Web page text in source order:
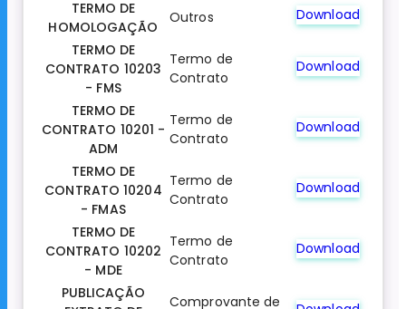
TERMO DE
HOMOLOGAÇÃO
Outros
Download
TERMO DE
CONTRATO 10203
- FMS
Termo de
Contrato
Download
TERMO DE
CONTRATO 10201 -
ADM
Termo de
Contrato
Download
TERMO DE
CONTRATO 10204
- FMAS
Termo de
Contrato
Download
TERMO DE
CONTRATO 10202
- MDE
Termo de
Contrato
Download
PUBLICAÇÃO
Comprovante de